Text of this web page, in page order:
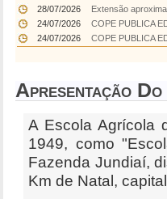
28/07/2026
Extensão
24/07/2026
COPE PUBLICA
24/07/2026
COPE PUBLICA
Apresentação
A Escola Agrícola
1949, como
Fazenda Jundiaí,
Km de Natal,